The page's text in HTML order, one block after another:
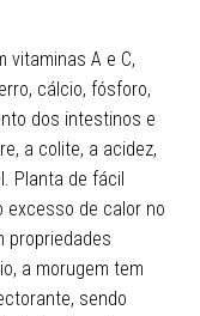
vitaminas A e C,
cálcio, fósforo,
dos intestinos e
a colite, a acidez,
Planta de fácil
excesso de calor no
propriedades
a morugem tem
sendo